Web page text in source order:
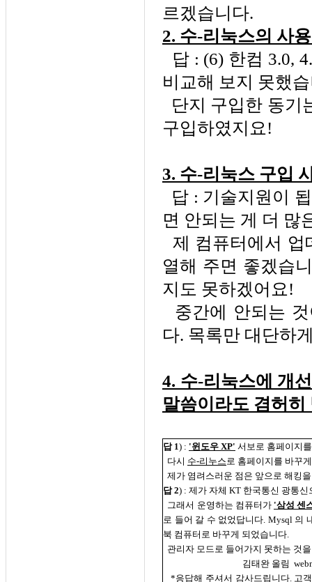
르겠습니다.
2. 수-리눅스의 사
답 : (6) 한컴 3.0,
비교해 보지 못했
단지 구입한 동기
구입하였지요!
3. 수-리눅스 구입
답 : 기술지원이
면 안되는 게 더 많
제 컴퓨터에서 업
열해 주면 좋겠습
지도 못하겠어요!
중간에 안되는
다. 목록만 대단하
4. 수-리눅스에 개
말씀이라도 겸허
답 1) : '윈도우 XP' 서보로 홈페이지
다시 수-리누스로 홈페이지를 바꾸
제가 염려스러운 점은 앞으로 해킹
답 2) : 제가 자체 KT 한국통신 광통
그래서 운영하는 컴퓨터가 '삼성 센
로 들어 갈 수 없었답니다. Mysql 의
북 컴퓨터로 바꾸게 되었습니다.
관리자 모드로 들어가지 못하는 것
김태완 올림
*응답해 주셔서 감사드립니다. 고